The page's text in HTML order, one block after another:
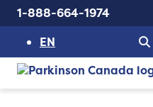
1-888-664-1974
EN